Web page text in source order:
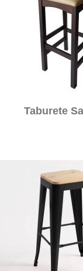
Taburete